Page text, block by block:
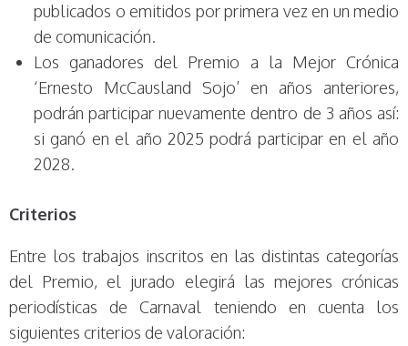
publicados o emitidos por primera vez en un medio
de comunicación.
Los ganadores del Premio a la Mejor Crónica
‘Ernesto McCausland Sojo’ en años anteriores,
podrán participar nuevamente dentro de 3 años así:
si ganó en el año 2025 podrá participar en el año
2028.
Criterios
Entre los trabajos inscritos en las distintas categorías
del Premio, el jurado elegirá las mejores crónicas
periodísticas de Carnaval teniendo en cuenta los
siguientes criterios de valoración: